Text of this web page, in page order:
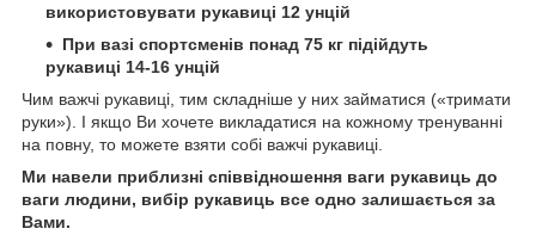
використовувати рукавиці 12 унцій
При вазі спортсменів понад 75 кг підійдуть
рукавиці 14-16 унцій
Чим важчі рукавиці, тим складніше у них займатися («тримати
руки»). І якщо Ви хочете викладатися на кожному тренуванні
на повну, то можете взяти собі важчі рукавиці.
Ми навели приблизні співвідношення ваги рукавиць до
ваги людини, вибір рукавиць все одно залишається за
Вами.